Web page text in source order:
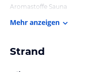
Aromastoffe Sauna
Mehr anzeigen
Strand